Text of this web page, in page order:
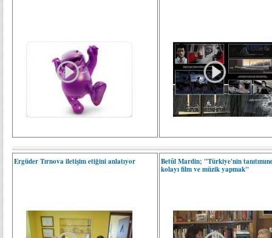
Ergüder Tırnova iletişim etiğini anlatıyor
Betûl Mardin; "Türkiye'nin
kolayı film ve müzik yapmak"